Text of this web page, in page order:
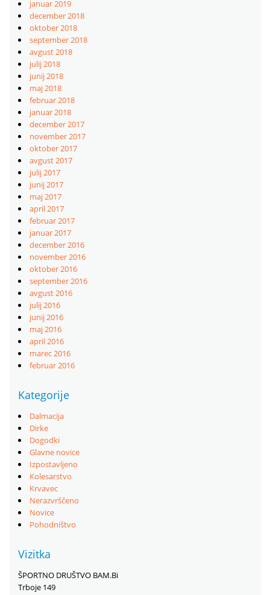
januar 2019
december 2018
oktober 2018
september 2018
avgust 2018
julij 2018
junij 2018
maj 2018
februar 2018
januar 2018
december 2017
november 2017
oktober 2017
avgust 2017
julij 2017
junij 2017
maj 2017
april 2017
februar 2017
januar 2017
december 2016
november 2016
oktober 2016
september 2016
avgust 2016
julij 2016
junij 2016
maj 2016
april 2016
marec 2016
februar 2016
Kategorije
Dalmacija
Dirke
Dogodki
Glavne novice
Izpostavljeno
Kolesarstvo
Krvavec
Nerazvrščeno
Novice
Pohodništvo
Vizitka
ŠPORTNO DRUŠTVO BAM.Bi
Trboje 149